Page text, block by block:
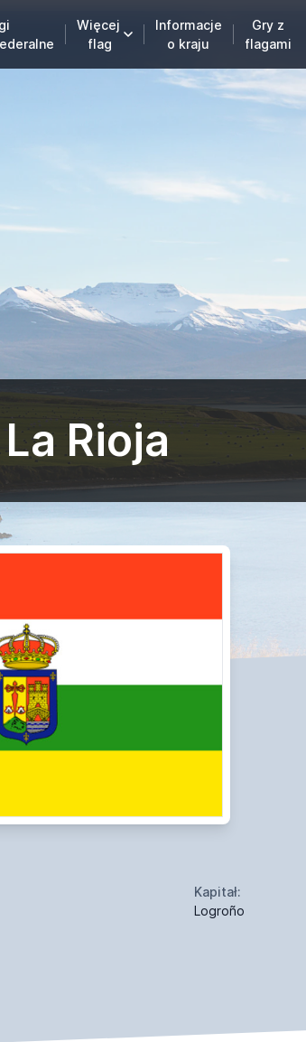
Więcej
flag
Informacje
o kraju
Gry z
flagami
Rioja
Kapitał:
Logroño